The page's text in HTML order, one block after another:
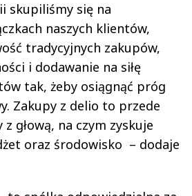
skupiliśmy się na
naszych klientów,
tradycyjnych zakupów,
i dodawanie na siłę
tak, żeby osiągnąć próg
Zakupy z delio to przede
głową, na czym zyskuje
oraz środowisko – dodaje